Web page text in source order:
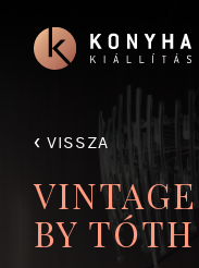
‹ VISSZA
BY